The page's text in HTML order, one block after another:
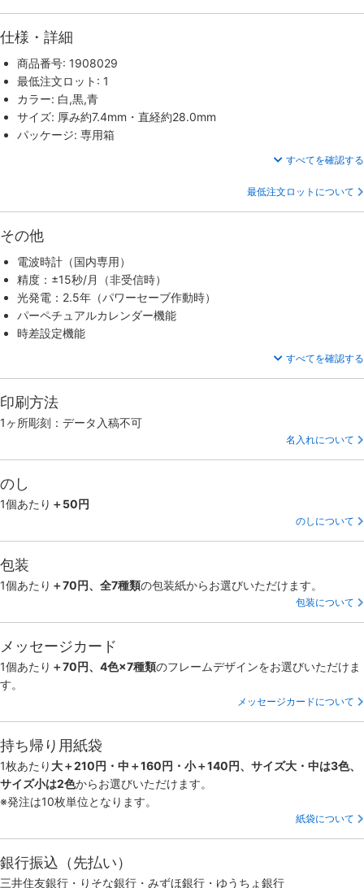
仕様・詳細
商品番号: 1908029
最低注文ロット: 1
カラー: 白,黒,青
サイズ: 厚み約7.4mm・直経約28.0mm
パッケージ: 専用箱
すべてを確認する
最低注文ロットについて
その他
電波時計（国内専用）
精度：±15秒/月（非受信時）
光発電：2.5年（パワーセーブ作動時）
パーペチュアルカレンダー機能
時差設定機能
すべてを確認する
印刷方法
1ヶ所彫刻：データ入稿不可
名入れについて
のし
1個あたり ＋50円
のしについて
包装
1個あたり ＋70円、全7種類の包装紙からお選びいただけます。
包装について
メッセージカード
1個あたり ＋70円、4色×7種類のフレームデザインをお選びいただけま
す。
メッセージカードについて
持ち帰り用紙袋
1枚あたり 大＋210円・中＋160円・小＋140円、サイズ大・中は3色、
サイズ小は2色からお選びいただけます。
※発注は10枚単位となります。
紙袋について
銀行振込（先払い）
三井住友銀行・りそな銀行・みずほ銀行・ゆうちょ銀行